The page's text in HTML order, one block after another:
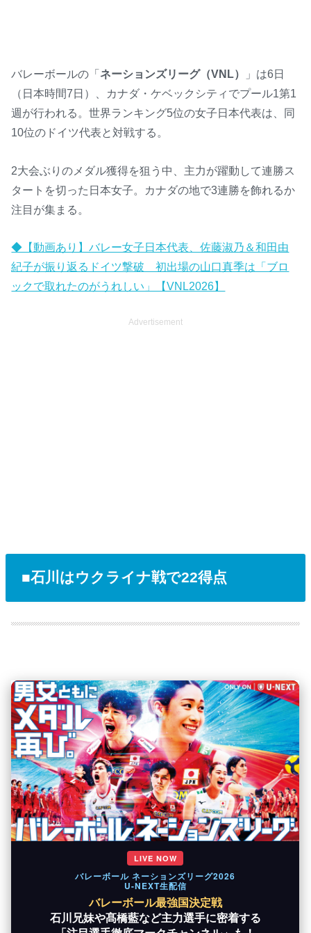
バレーボールの「ネーションズリーグ（VNL）
」は6日
（日本時間7日）、カナダ・ケベックシティでプール1第1
週が行われる。世界ランキング5位の女子日本代表は、同
10位のドイツ代表と対戦する。
2大会ぶりのメダル獲得を狙う中、主力が躍動して連勝ス
タートを切った日本女子。カナダの地で3連勝を飾れるか
注目が集まる。
◆【動画あり】バレー女子日本代表、佐藤淑乃＆和田由
紀子が振り返るドイツ撃破 初出場の山口真季は「ブロ
ックで取れたのがうれしい」【VNL2026】
Advertisement
■石川はウクライナ戦で22得点
LIVE NOW
バレーボール ネーションズリーグ2026
U-NEXT生配信
バレーボール最強国決定戦
石川兄妹や髙橋藍など主力選手に密着する